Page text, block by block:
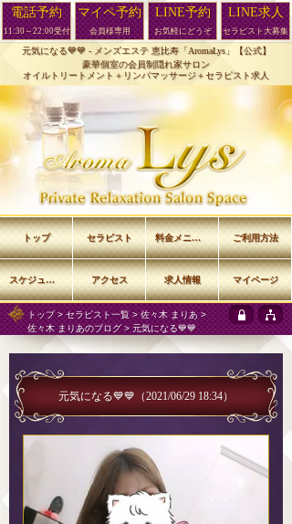
元気になる💙💙 - メンズエステ 恵比寿「AromaLys」【公式】
豪華個室の会員制隠れ家サロン
オイルトリートメント＋リンパマッサージ＋セラピスト求人
トップ> セラピスト一覧 >佐々木 まりあ >
佐々木 まりあのブログ> 元気になる💙💙
元気になる💙💙 （2021/06/29 18:34）
トップ セラピスト 料金メニュー ご利用方法
スケジュール アクセス 求人情報 マイページ
電話予約
11:30～22:00受付
マイペ予約
会員様専用
LINE予約
お気軽にどうぞ
LINE求人
セラピスト大募集